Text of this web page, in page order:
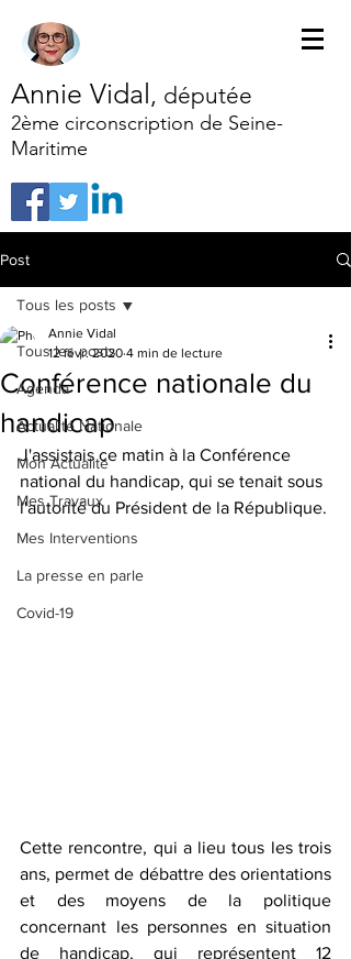
Annie Vidal, députée
2ème circonscription de Seine-
Maritime
Post
Tous les posts
Agenda
Actualité Nationale
Mon Actualité
Mes Travaux
Mes Interventions
La presse en parle
Covid-19
Tous les posts
Conférence nationale du
handicap
Annie Vidal
12 févr. 2020 4 min de lecture
J'assistais ce matin à la Conférence
national du handicap, qui se tenait sous
l'autorité du Président de la République.
Cette rencontre, qui a lieu tous les trois
ans, permet de débattre des orientations
et des moyens de la politique
concernant les personnes en situation
de handicap, qui représentent 12